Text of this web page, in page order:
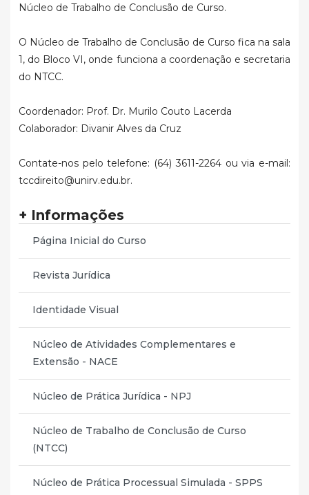
Núcleo de Trabalho de Conclusão de Curso.
O Núcleo de Trabalho de Conclusão de Curso fica na sala
1, do Bloco VI, onde funciona a coordenação e secretaria
do NTCC.
Coordenador: Prof. Dr. Murilo Couto Lacerda
Colaborador: Divanir Alves da Cruz
Contate-nos pelo telefone: (64) 3611-2264 ou via e-mail:
tccdireito@unirv.edu.br.
+ Informações
Página Inicial do Curso
Revista Jurídica
Identidade Visual
Núcleo de Atividades Complementares e
Extensão - NACE
Núcleo de Prática Jurídica - NPJ
Núcleo de Trabalho de Conclusão de Curso
(NTCC)
Núcleo de Prática Processual Simulada - SPPS